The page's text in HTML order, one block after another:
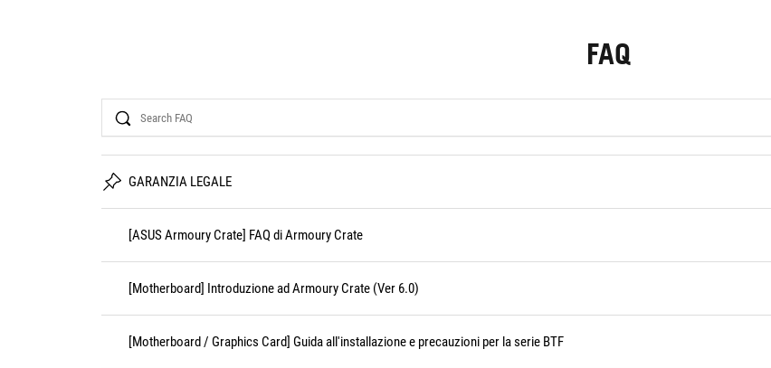
FAQ
Search
GARANZIA LEGALE
[ASUS Armoury Crate] FAQ di Armoury Crate
[Motherboard] Introduzione ad Armoury Crate (Ver 6.0)
[Motherboard / Graphics Card] Guida all'installazione e precauzioni per la serie BTF